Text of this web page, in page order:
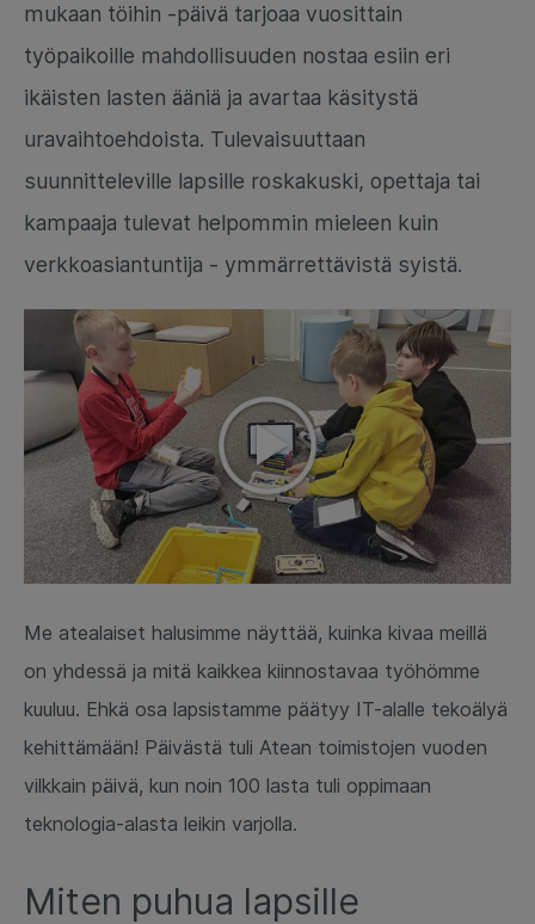
mukaan töihin -päivä tarjoaa vuosittain
työpaikoille mahdollisuuden nostaa esiin eri
ikäisten lasten ääniä ja avartaa käsitystä
uravaihtoehdoista. Tulevaisuuttaan
suunnitteleville lapsille roskakuski, opettaja tai
kampaaja tulevat helpommin mieleen kuin
verkkoasiantuntija - ymmärrettävistä syistä.
Me atealaiset halusimme näyttää, kuinka kivaa meillä
on yhdessä ja mitä kaikkea kiinnostavaa työhömme
kuuluu. Ehkä osa lapsistamme päätyy IT-alalle tekoälyä
kehittämään! Päivästä tuli Atean toimistojen vuoden
vilkkain päivä, kun noin 100 lasta tuli oppimaan
teknologia-alasta leikin varjolla.
Miten puhua lapsille